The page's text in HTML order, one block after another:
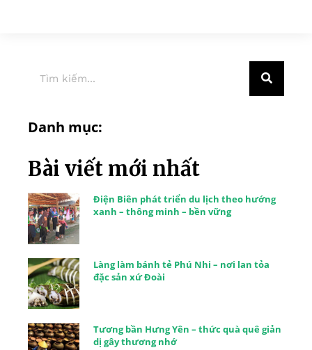
Danh mục:
Bài viết mới nhất
Điện Biên phát triển du lịch theo hướng
xanh – thông minh – bền vững
Làng làm bánh tẻ Phú Nhi – nơi lan tỏa
đặc sản xứ Đoài
Tương bần Hưng Yên – thức quà quê giản
dị gây thương nhớ